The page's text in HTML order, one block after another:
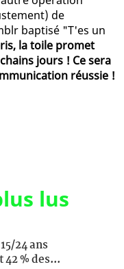
de
baptisé "T'es un
la toile promet
jours ! Ce sera
réussie !
lus
24 ans
% des...